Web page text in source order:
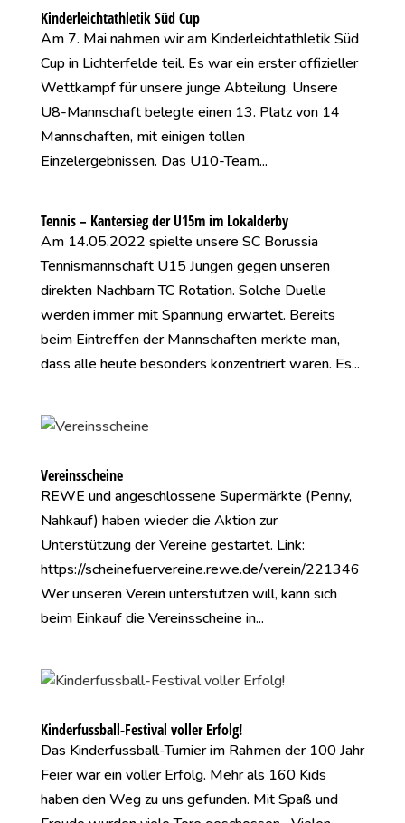
Kinderleichtathletik Süd Cup
Am 7. Mai nahmen wir am Kinderleichtathletik Süd
Cup in Lichterfelde teil. Es war ein erster offizieller
Wettkampf für unsere junge Abteilung. Unsere
U8-Mannschaft belegte einen 13. Platz von 14
Mannschaften, mit einigen tollen
Einzelergebnissen. Das U10-Team...
Tennis – Kantersieg der U15m im Lokalderby
Am 14.05.2022 spielte unsere SC Borussia
Tennismannschaft U15 Jungen gegen unseren
direkten Nachbarn TC Rotation. Solche Duelle
werden immer mit Spannung erwartet. Bereits
beim Eintreffen der Mannschaften merkte man,
dass alle heute besonders konzentriert waren. Es...
Vereinsscheine
REWE und angeschlossene Supermärkte (Penny,
Nahkauf) haben wieder die Aktion zur
Unterstützung der Vereine gestartet. Link:
https://scheinefuervereine.rewe.de/verein/221346
Wer unseren Verein unterstützen will, kann sich
beim Einkauf die Vereinsscheine in...
Kinderfussball-Festival voller Erfolg!
Das Kinderfussball-Turnier im Rahmen der 100 Jahr
Feier war ein voller Erfolg. Mehr als 160 Kids
haben den Weg zu uns gefunden. Mit Spaß und